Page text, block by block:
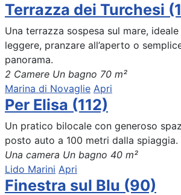
Terrazza dei Turchesi
Una terrazza sospesa sul mare,
leggere, pranzare all’aperto o
panorama.
2 Camere Un bagno 70 m²
Marina di Novaglie Apri
Per Elisa (112)
Un pratico bilocale con generoso
posto auto a 100 metri dalla spiaggia.
Una camera Un bagno 40 m²
Lido Marini Apri
Finestra sul Blu (90)